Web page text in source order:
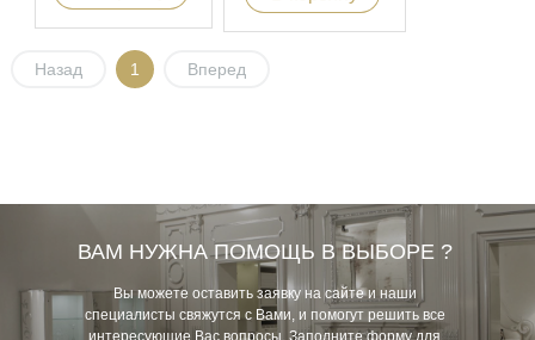
Назад 1 Вперед
ВАМ НУЖНА ПОМОЩЬ В ВЫБОРЕ ?
Вы можете оставить заявку на сайте и наши
специалисты свяжутся с Вами, и помогут решить все
интересующие Вас вопросы. Заполните форму для